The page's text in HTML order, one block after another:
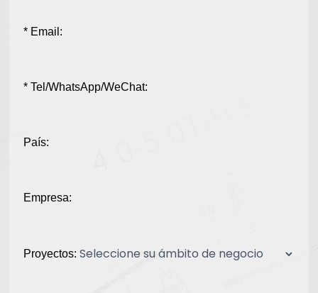
* Email:
* Tel/WhatsApp/WeChat:
País:
Empresa:
Proyectos: